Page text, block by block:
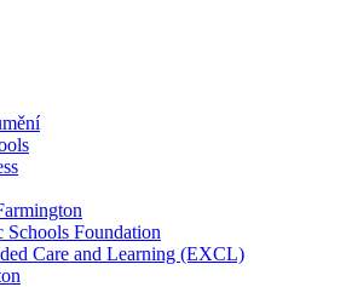
Schools Foundation
Care and Learning (EXCL)